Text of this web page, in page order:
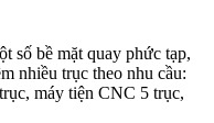
số bề mặt quay phức tạp,
nhiều trục theo nhu cầu:
máy tiện CNC 5 trục,